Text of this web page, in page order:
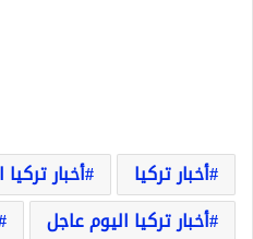
أخبار تركيا
أخبار
أخبار تركيا اليوم عاجل